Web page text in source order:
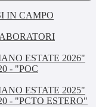
IN CAMPO
ESTATE 2026"
- "POC
ESTATE 2025"
- "PCTO ESTERO"